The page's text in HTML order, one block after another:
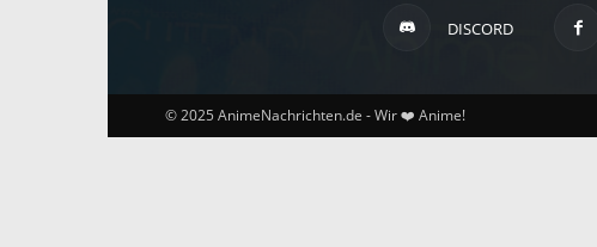
DISCORD
© 2025 AnimeNachrichten.de - Wir ❤️ Anime!